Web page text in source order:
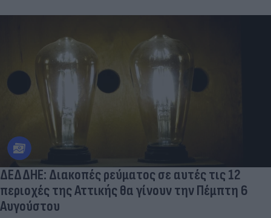
ΔΕΔΔΗΕ: Διακοπές ρεύματος σε αυτές τις 12
περιοχές της Αττικής θα γίνουν την Πέμπτη 6
Αυγούστου